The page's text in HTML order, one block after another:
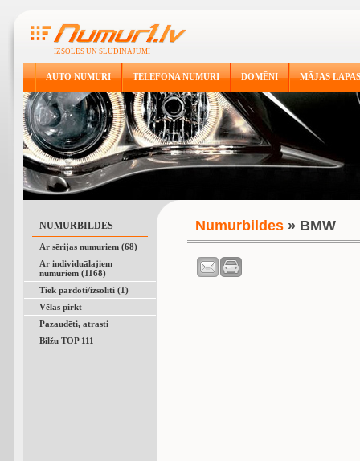
IZSOLES UN SLUDINĀJUMI
AUTO NUMURI TELEFONA NUMURI DOMĒNI MĀJAS LAPAS
NUMURBILDES
Ar sērijas numuriem (68)
Ar individuālajiem
numuriem (1168)
Tiek pārdoti/izsolīti (1)
Vēlas pirkt
Pazaudēti, atrasti
Bilžu TOP 111
Numurbildes» BMW